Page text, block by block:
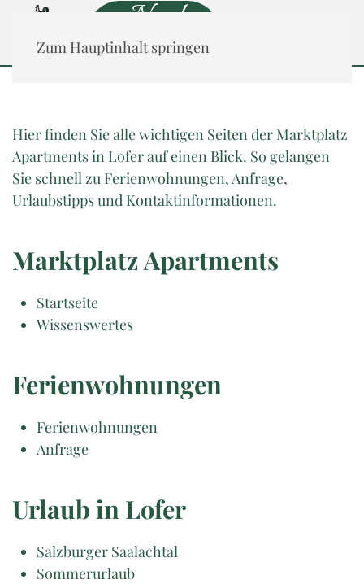
Zum Hauptinhalt springen
Neu!
Hier finden Sie alle wichtigen Seiten der Marktplatz
Apartments in Lofer auf einen Blick. So gelangen
Sie schnell zu Ferienwohnungen, Anfrage,
Urlaubstipps und Kontaktinformationen.
Marktplatz Apartments
Startseite
Wissenswertes
Ferienwohnungen
Ferienwohnungen
Anfrage
Urlaub in Lofer
Salzburger Saalachtal
Sommerurlaub